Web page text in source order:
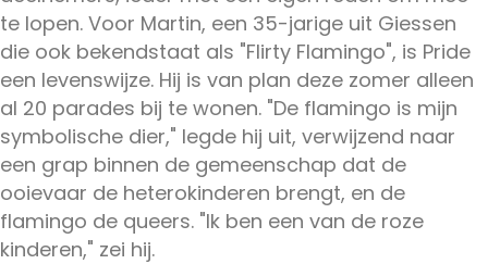
te lopen. Voor Martin, een 35-jarige uit Giessen
die ook bekendstaat als "Flirty Flamingo", is Pride
een levenswijze. Hij is van plan deze zomer alleen
al 20 parades bij te wonen. "De flamingo is mijn
symbolische dier," legde hij uit, verwijzend naar
een grap binnen de gemeenschap dat de
ooievaar de heterokinderen brengt, en de
flamingo de queers. "Ik ben een van de roze
kinderen," zei hij.